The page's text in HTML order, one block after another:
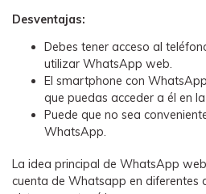
Desventajas:
Debes tener acceso al
utilizar WhatsApp web.
El smartphone con
que puedas acceder a él en
Puede que no sea
WhatsApp.
La idea principal de WhatsApp
cuenta de Whatsapp en diferentes